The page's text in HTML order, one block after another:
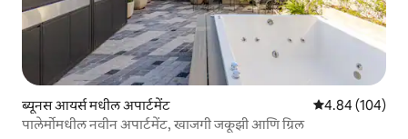
ब्यूनस आयर्स मधील अपार्टमेंट 5 पैकी 4.84
4.84 (104)
पालेर्मोमधील नवीन अपार्टमेंट, खाजगी जकूझी आणि ग्रिल